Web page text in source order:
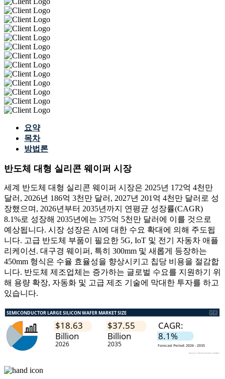
요약
목차
방법론
반도체 대형 실리콘 웨이퍼 시장
세계 반도체 대형 실리콘 웨이퍼 시장은 2025년 172억 4천만
달러, 2026년 186억 3천만 달러, 2027년 201억 4천만 달러로 성
장했으며, 2026년부터 2035년까지 연평균 성장률(CAGR)
8.1%로 성장해 2035년에는 375억 5천만 달러에 이를 것으로
예상됩니다. 시장 성장은 AI에 대한 수요 확대에 의해 주도됩
니다. 고급 반도체 부품이 필요한 5G, IoT 및 전기 자동차 애플
리케이션. 대구경 웨이퍼, 특히 300mm 및 새롭게 등장하는
450mm 형식은 수율 효율성을 향상시키고 칩당 비용을 절감합
니다. 반도체 제조업체는 증가하는 글로벌 수요를 지원하기 위
해 용량 확장, 자동화 및 고급 제조 기술에 막대한 투자를 하고
있습니다.